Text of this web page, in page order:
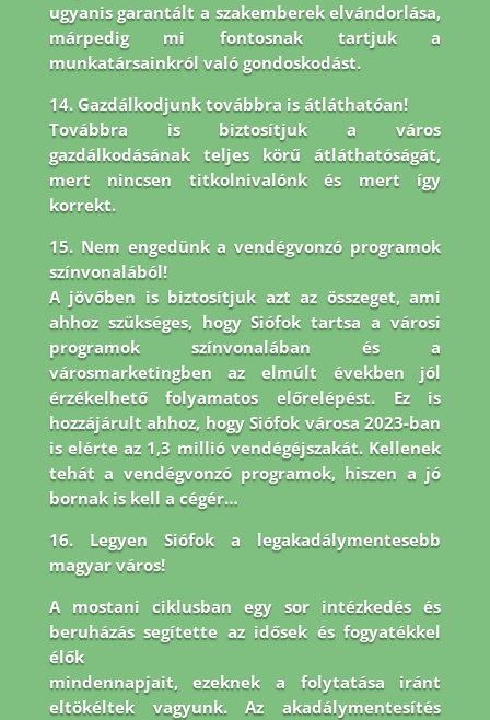
ugyanis garantált a szakemberek elvándorlása,
márpedig mi fontosnak tartjuk a
munkatársainkról való gondoskodást.
14. Gazdálkodjunk továbbra is átláthatóan!
Továbbra is biztosítjuk a város
gazdálkodásának teljes körű átláthatóságát,
mert nincsen titkolnivalónk és mert így
korrekt.
15. Nem engedünk a vendégvonzó programok
színvonalából!
A jövőben is biztosítjuk azt az összeget, ami
ahhoz szükséges, hogy Siófok tartsa a városi
programok színvonalában és a
városmarketingben az elmúlt években jól
érzékelhető folyamatos előrelépést. Ez is
hozzájárult ahhoz, hogy Siófok városa 2023-ban
is elérte az 1,3 millió vendégéjszakát. Kellenek
tehát a vendégvonzó programok, hiszen a jó
bornak is kell a cégér…
16. Legyen Siófok a legakadálymentesebb
magyar város!
A mostani ciklusban egy sor intézkedés és
beruházás segítette az idősek és fogyatékkel
élők
mindennapjait, ezeknek a folytatása iránt
eltökéltek vagyunk. Az akadálymentesítés